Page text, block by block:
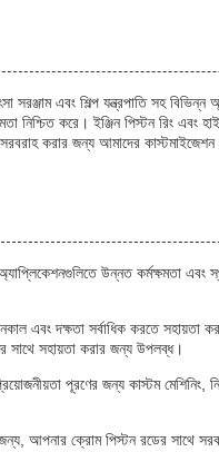
সরঞ্জাম এবং শিল্প যন্ত্রপাতি সহ
নিশ্চিত করে। ইঞ্জিন পিস্টন রিং
সরবরাহ করার জন্য আমাদের
উন্নত কর্মক্ষমতা
এবং দক্ষতা সর্বাধিক করতে সহায়তা
সাথে সহায়তা করার জন্য উপলব্ধ।
পূরণের জন্য কাস্টম মেশিনিং,
আপনার ক্রোম পিস্টন রডের সাথে